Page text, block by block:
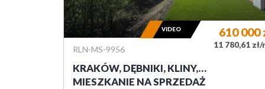
RLN-MS-9956
KRAKÓW, DĘBNIKI, KLINY,…
MIESZKANIE NA SPRZEDAŻ
610 000
11 780,61 zł/
VIDEO